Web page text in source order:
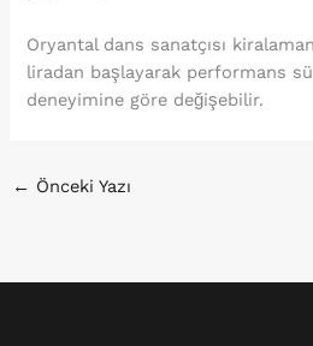
Oryantal dans sanatçısı
liradan başlayarak performans
deneyimine göre değişebilir.
← Önceki Yazı